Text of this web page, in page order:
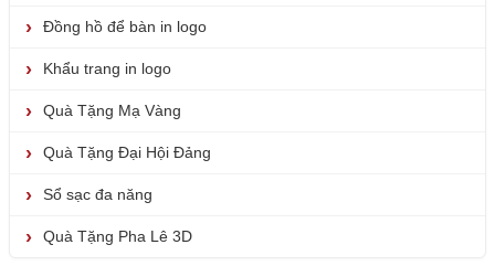
Đồng hồ để bàn in logo
Khẩu trang in logo
Quà Tặng Mạ Vàng
Quà Tặng Đại Hội Đảng
Sổ sạc đa năng
Quà Tặng Pha Lê 3D